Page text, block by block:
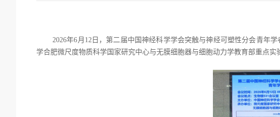
2026年6月 12日，第二届中国神经科学学会突触与神经可塑性分会青年
学合肥微尺度物质科学国家研究中心与无膜细胞器与细胞动力学教育部重点